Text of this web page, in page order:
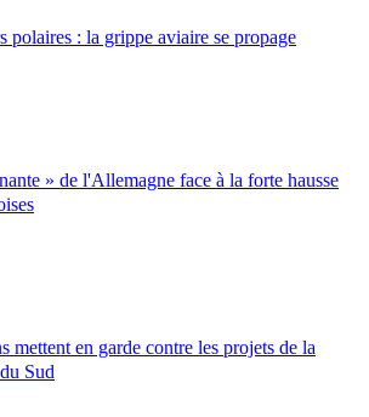
polaires : la grippe aviaire se propage
» de l'Allemagne face à la forte hausse
mettent en garde contre les projets de la
Sud